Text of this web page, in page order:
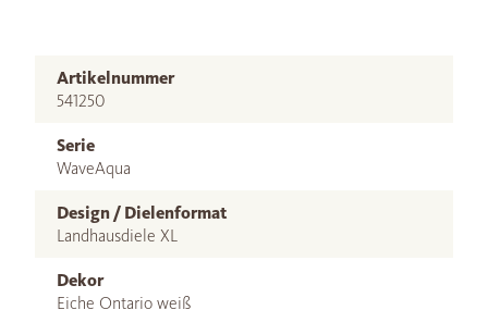
Artikelnummer
541250
Serie
WaveAqua
Design / Dielenformat
Landhausdiele XL
Dekor
Eiche Ontario weiß